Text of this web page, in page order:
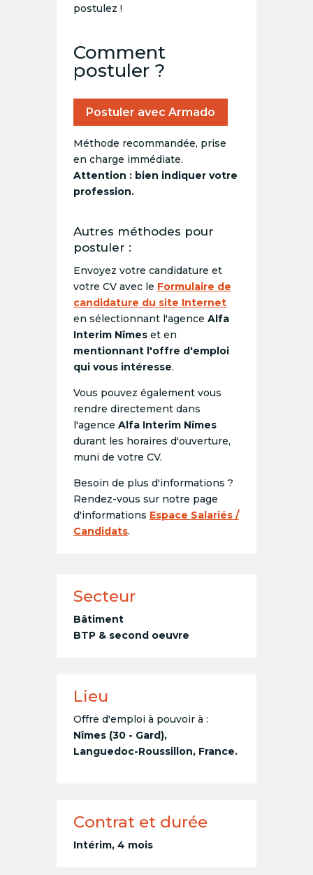
postulez !
Comment
postuler ?
Postuler avec Armado
Méthode recommandée, prise
en charge immédiate.
Attention : bien indiquer votre
profession.
Autres méthodes pour
postuler :
Envoyez votre candidature et
votre CV avec le Formulaire de
candidature du site Internet
en sélectionnant l'agence Alfa
Interim Nîmeset en
mentionnant l'offre d'emploi
qui vous intéresse.
Vous pouvez également vous
rendre directement dans
l'agence Alfa Interim Nîmes
durant les horaires d'ouverture,
muni de votre CV.
Besoin de plus d'informations ?
Rendez-vous sur notre page
d'informations Espace Salariés /
Candidats.
Secteur
Bâtiment
BTP & second oeuvre
Lieu
Offre d'emploi à pouvoir à :
Nîmes (30 - Gard),
Languedoc-Roussillon, France.
Contrat et durée
Intérim, 4 mois